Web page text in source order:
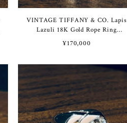
VINTAGE TIFFANY & CO. Lapis
Lazuli 18K Gold Rope Ring
Sterling Silver | ヴィンテージ テ
ィファニー ラピス ラズリ 18K
リング シルバー
¥170,000